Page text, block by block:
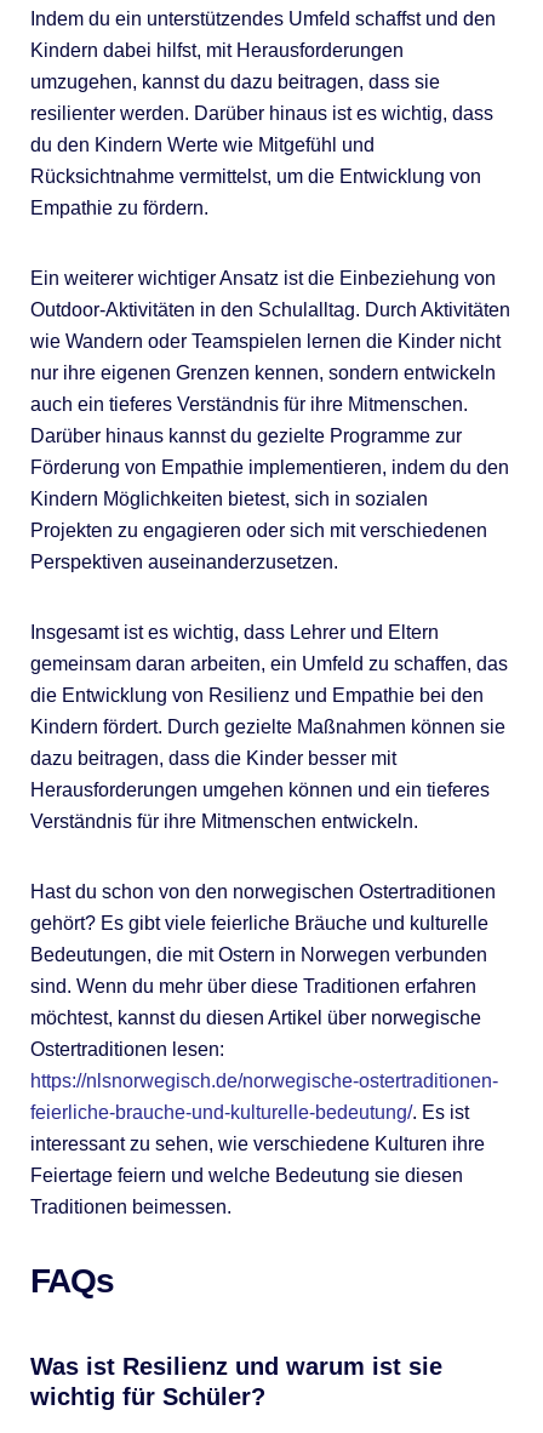
Indem du ein unterstützendes Umfeld schaffst und den
Kindern dabei hilfst, mit Herausforderungen
umzugehen, kannst du dazu beitragen, dass sie
resilienter werden. Darüber hinaus ist es wichtig, dass
du den Kindern Werte wie Mitgefühl und
Rücksichtnahme vermittelst, um die Entwicklung von
Empathie zu fördern.
Ein weiterer wichtiger Ansatz ist die Einbeziehung von
Outdoor-Aktivitäten in den Schulalltag. Durch Aktivitäten
wie Wandern oder Teamspielen lernen die Kinder nicht
nur ihre eigenen Grenzen kennen, sondern entwickeln
auch ein tieferes Verständnis für ihre Mitmenschen.
Darüber hinaus kannst du gezielte Programme zur
Förderung von Empathie implementieren, indem du den
Kindern Möglichkeiten bietest, sich in sozialen
Projekten zu engagieren oder sich mit verschiedenen
Perspektiven auseinanderzusetzen.
Insgesamt ist es wichtig, dass Lehrer und Eltern
gemeinsam daran arbeiten, ein Umfeld zu schaffen, das
die Entwicklung von Resilienz und Empathie bei den
Kindern fördert. Durch gezielte Maßnahmen können sie
dazu beitragen, dass die Kinder besser mit
Herausforderungen umgehen können und ein tieferes
Verständnis für ihre Mitmenschen entwickeln.
Hast du schon von den norwegischen Ostertraditionen
gehört? Es gibt viele feierliche Bräuche und kulturelle
Bedeutungen, die mit Ostern in Norwegen verbunden
sind. Wenn du mehr über diese Traditionen erfahren
möchtest, kannst du diesen Artikel über norwegische
Ostertraditionen lesen:
https://nlsnorwegisch.de/norwegische-ostertraditionen-
feierliche-brauche-und-kulturelle-bedeutung/. Es ist
interessant zu sehen, wie verschiedene Kulturen ihre
Feiertage feiern und welche Bedeutung sie diesen
Traditionen beimessen.
FAQs
Was ist Resilienz und warum ist sie
wichtig für Schüler?